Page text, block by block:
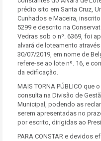
prédio sito em Santa Cruz,
Cunhados e Maceira,
5299 e descrito na
Vedras sob o nº. 6369, foi
alvará de loteamento
30/07/2019, em nome de
refere-se ao lote nº. 16, e
da edificação.
MAIS TORNA PÚBLICO
consulta na Divisão de
Municipal, podendo as
serem apresentadas no
por escrito, dirigidas ao
PARA CONSTAR e devidos